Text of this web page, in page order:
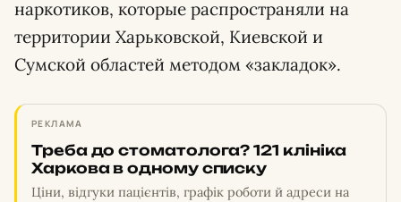
наркотиков, которые распространяли на
территории Харьковской, Киевской и
Сумской областей методом «закладок».
РЕКЛАМА
Треба до стоматолога? 121 клініка
Харкова в одному списку
Ціни, відгуки пацієнтів, графік роботи й адреси на